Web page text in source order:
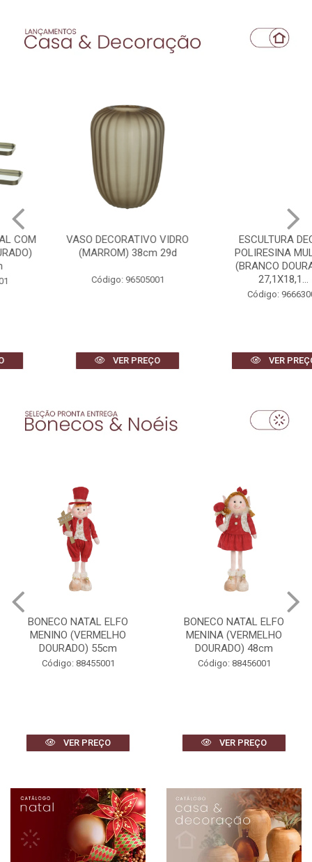
VASO DECORATIVO VIDRO
(MARROM) 38cm 29d
Código: 96505001
VER PREÇO
ESCULTURA DECOR
POLIRESINA MULHER
(BRANCO DOURADO)
27,1X18,1...
Código: 96663001
VER PREÇO
BONECO NATAL ELFO
MENINA (VERMELHO
DOURADO) 48cm
Código: 88456001
VER PREÇO
BONECO NATAL ELFO
MENINA (VERMELHO
DOURADO) 42cm
Código: 88459001
VER PREÇO